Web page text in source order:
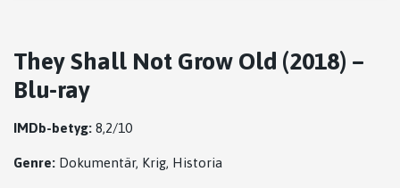
They Shall Not Grow Old (2018) –
Blu-ray
IMDb-betyg: 8,2/10
Genre: Dokumentär, Krig, Historia